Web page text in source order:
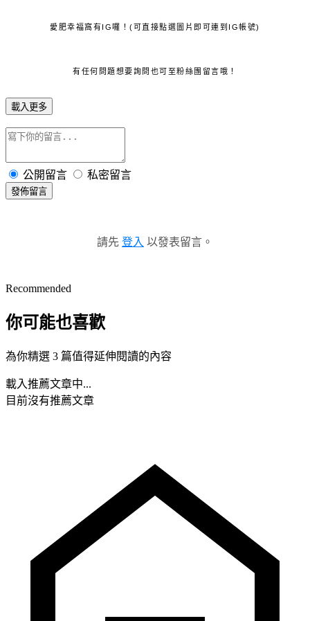
愛肥幸福窩有IG囉！(可直接點選圖片即可連到IG帳號)
有任何問題想要詢問也可至粉絲團留言哦！
載入更多
公開留言 私密留言
發佈留言
請先 登入 以發表留言。
Recommended
你可能也喜歡
為你精選 3 篇值得延伸閱讀的內容
載入推薦文章中...
目前沒有推薦文章